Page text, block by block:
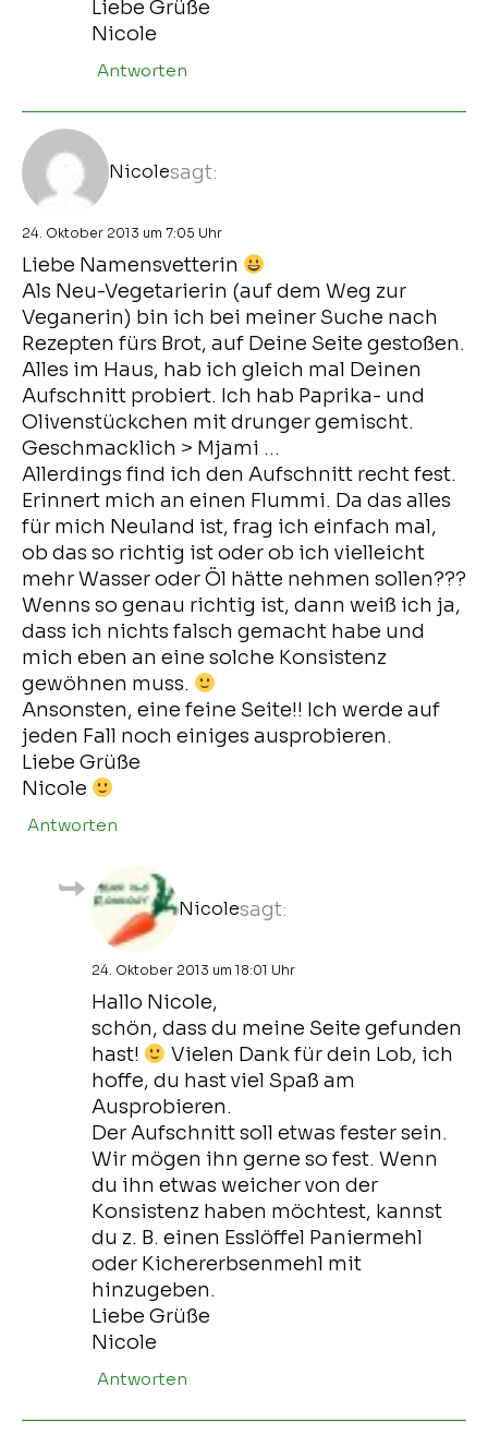
Liebe Grüße
Nicole
Antworten
Nicolesagt:
24. Oktober 2013 um 7:05 Uhr
Liebe Namensvetterin
Als Neu-Vegetarierin (auf dem Weg zur
Veganerin) bin ich bei meiner Suche nach
Rezepten fürs Brot, auf Deine Seite gestoßen.
Alles im Haus, hab ich gleich mal Deinen
Aufschnitt probiert. Ich hab Paprika- und
Olivenstückchen mit drunger gemischt.
Geschmacklich > Mjami …
Allerdings find ich den Aufschnitt recht fest.
Erinnert mich an einen Flummi. Da das alles
für mich Neuland ist, frag ich einfach mal,
ob das so richtig ist oder ob ich vielleicht
mehr Wasser oder Öl hätte nehmen sollen???
Wenns so genau richtig ist, dann weiß ich ja,
dass ich nichts falsch gemacht habe und
mich eben an eine solche Konsistenz
gewöhnen muss.
Ansonsten, eine feine Seite!! Ich werde auf
jeden Fall noch einiges ausprobieren.
Liebe Grüße
Nicole
Antworten
Nicolesagt:
24. Oktober 2013 um 18:01 Uhr
Hallo Nicole,
schön, dass du meine Seite gefunden
hast!
Vielen Dank für dein Lob, ich
hoffe, du hast viel Spaß am
Ausprobieren.
Der Aufschnitt soll etwas fester sein.
Wir mögen ihn gerne so fest. Wenn
du ihn etwas weicher von der
Konsistenz haben möchtest, kannst
du z. B. einen Esslöffel Paniermehl
oder Kichererbsenmehl mit
hinzugeben.
Liebe Grüße
Nicole
Antworten